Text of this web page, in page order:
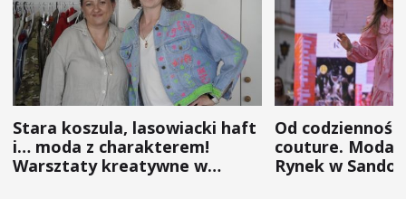
Stara koszula, lasowiacki haft
i… moda z charakterem!
Warsztaty kreatywne w
Od
couture. Moda
Rynek w